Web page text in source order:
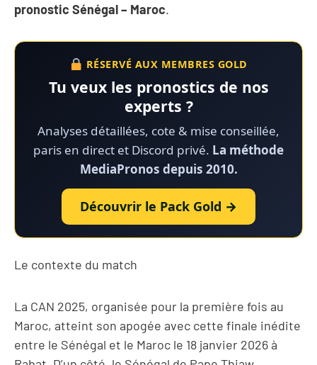
pronostic Sénégal – Maroc.
RÉSERVÉ AUX MEMBRES GOLD
Tu veux les pronostics de nos
experts ?
Analyses détaillées, cote & mise conseillée,
paris en direct et Discord privé. La méthode
MediaPronos depuis 2010.
Découvrir le Pack Gold →
Le contexte du match
La CAN 2025, organisée pour la première fois au
Maroc, atteint son apogée avec cette finale inédite
entre le Sénégal et le Maroc le 18 janvier 2026 à